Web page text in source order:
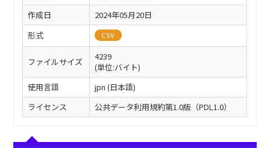
作成日
2024年05月20日
形式
CSV
ファイルサイズ
4239
(単位:バイト)
使用言語
jpn (日本語)
ライセンス
公共データ利用規約第1.0版（PDL1.0）